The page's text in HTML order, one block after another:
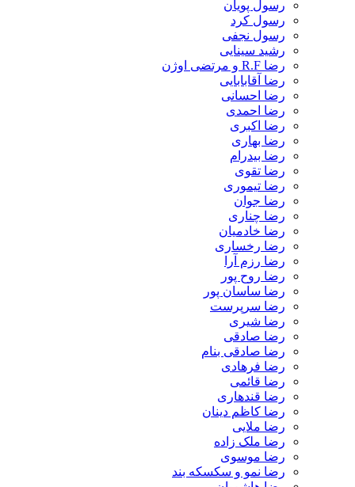
رسول پویان
رسول کرد
رسول نجفی
رشید سینایی
رضا R.F و مرتضی اوژن
رضا آقابابایی
رضا احسانی
رضا احمدی
رضا اکبری
رضا بهاری
رضا بیدرام
رضا تقوی
رضا تیموری
رضا جوان
رضا چناری
رضا خادمیان
رضا رخساری
رضا رزم آرا
رضا روح پور
رضا ساسان پور
رضا سرپرست
رضا شیری
رضا صادقی
رضا صادقی بنام
رضا فرهادی
رضا قائمی
رضا قندهاری
رضا کاظم دینان
رضا ملایی
رضا ملک زاده
رضا موسوی
رضا نمو و سکسکه بند